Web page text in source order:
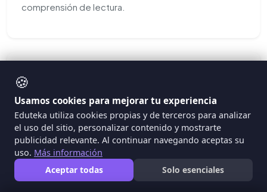
comprensión de lectura.
🍪
Usamos cookies para mejorar tu experiencia
Eduteka utiliza cookies propias y de terceros para analizar
el uso del sitio, personalizar contenido y mostrarte
publicidad relevante. Al continuar navegando aceptas su
uso. Más información
Aceptar todas
Solo esenciales